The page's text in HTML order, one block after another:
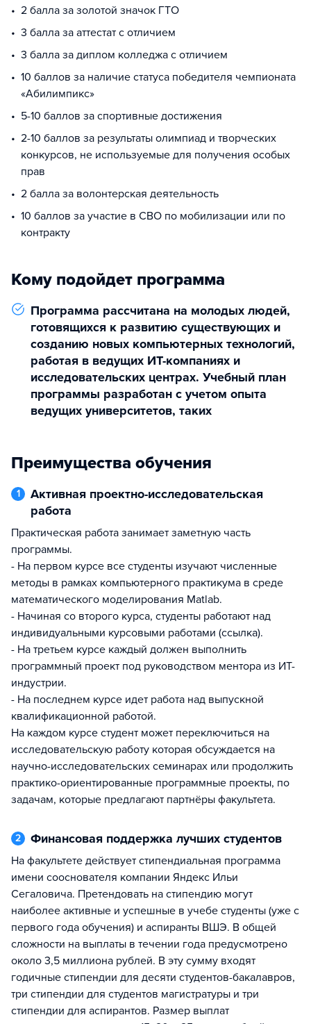
2 балла за золотой значок ГТО
3 балла за аттестат с отличием
3 балла за диплом колледжа с отличием
10 баллов за наличие статуса победителя чемпионата
«Абилимпикс»
5-10 баллов за спортивные достижения
2-10 баллов за результаты олимпиад и творческих
конкурсов, не используемые для получения особых
прав
2 балла за волонтерская деятельность
10 баллов за участие в СВО по мобилизации или по
контракту
Кому подойдет программа
Программа рассчитана на молодых людей,
готовящихся к развитию существующих и
созданию новых компьютерных технологий,
работая в ведущих ИТ-компаниях и
исследовательских центрах. Учебный план
программы разработан с учетом опыта
ведущих университетов, таких
Преимущества обучения
1
Активная проектно-исследовательская
работа
Практическая работа занимает заметную часть
программы.
- На первом курсе все студенты изучают численные
методы в рамках компьютерного практикума в среде
математического моделирования Matlab.
- Начиная со второго курса, студенты работают над
индивидуальными курсовыми работами (ссылка).
- На третьем курсе каждый должен выполнить
программный проект под руководством ментора из ИТ-
индустрии.
- На последнем курсе идет работа над выпускной
квалификационной работой.
На каждом курсе студент может переключиться на
исследовательскую работу которая обсуждается на
научно-исследовательских семинарах или продолжить
практико-ориентированные программные проекты, по
задачам, которые предлагают партнёры факультета.
2 Финансовая поддержка лучших студентов
На факультете действует стипендиальная программа
имени сооснователя компании Яндекс Ильи
Сегаловича. Претендовать на стипендию могут
наиболее активные и успешные в учебе студенты (уже с
первого года обучения) и аспиранты ВШЭ. В общей
сложности на выплаты в течении года предусмотрено
около 3,5 миллиона рублей. В эту сумму входят
годичные стипендии для десяти студентов-бакалавров,
три стипендии для студентов магистратуры и три
стипендии для аспирантов. Размер выплат